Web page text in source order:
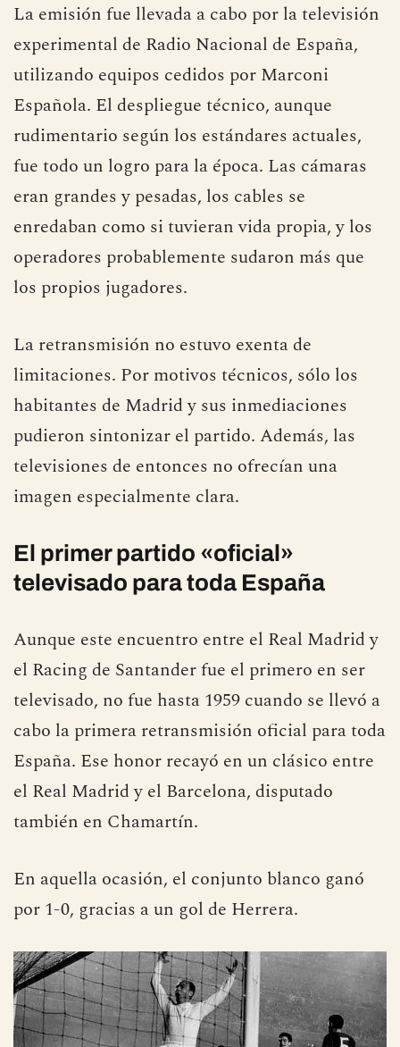
deporte (más o menos)
La emisión fue llevada a cabo por la televisión
experimental de Radio Nacional de España,
utilizando equipos cedidos por Marconi
Española. El despliegue técnico, aunque
rudimentario según los estándares actuales,
fue todo un logro para la época. Las cámaras
eran grandes y pesadas, los cables se
enredaban como si tuvieran vida propia, y los
los propios jugadores.
La retransmisión no estuvo exenta de
limitaciones. Por motivos técnicos, sólo los
habitantes de Madrid y sus inmediaciones
pudieron sintonizar el partido. Además, las
imagen especialmente clara.
televisado para toda España
Aunque este encuentro entre el Real Madrid y
el Racing de Santander fue el primero en ser
televisado, no fue hasta 1959 cuando se llevó a
cabo la primera retransmisión oficial para toda
España. Ese honor recayó en un clásico entre
también en Chamartín.
por 1-0, gracias a un gol de Herrera.